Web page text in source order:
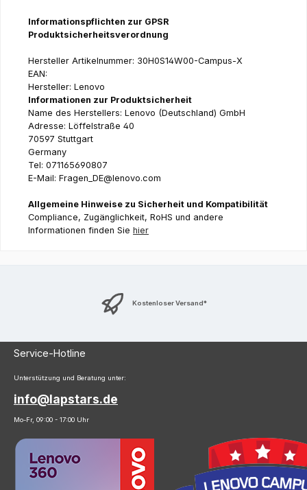
Informationspflichten zur GPSR
Produktsicherheitsverordnung
Hersteller Artikelnummer: 30H0S14W00-Campus-X
EAN:
Hersteller: Lenovo
Informationen zur Produktsicherheit
Name des Herstellers: Lenovo (Deutschland) GmbH
Adresse: Löffelstraße 40
70597 Stuttgart
Germany
Tel: 071165690807
E-Mail: Fragen_DE@lenovo.com
Allgemeine Hinweise zu Sicherheit und Kompatibilität
Compliance, Zugänglichkeit, RoHS und andere
Informationen finden Sie hier
Kostenloser Versand*
Service-Hotline
Unterstützung und Beratung unter:
info@lapstars.de
Mo-Fr, 09:00 - 17:00 Uhr